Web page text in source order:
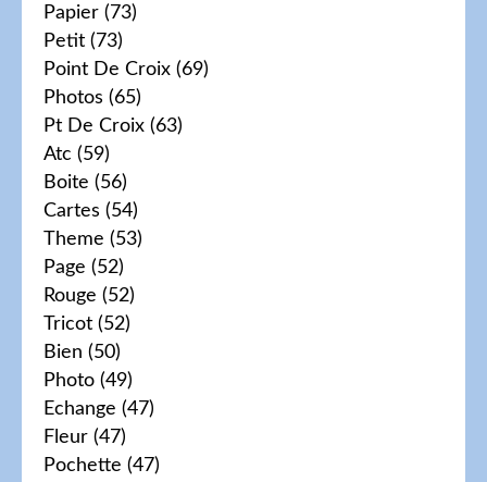
Papier (73)
Petit (73)
Point De Croix (69)
Photos (65)
Pt De Croix (63)
Atc (59)
Boite (56)
Cartes (54)
Theme (53)
Page (52)
Rouge (52)
Tricot (52)
Bien (50)
Photo (49)
Echange (47)
Fleur (47)
Pochette (47)